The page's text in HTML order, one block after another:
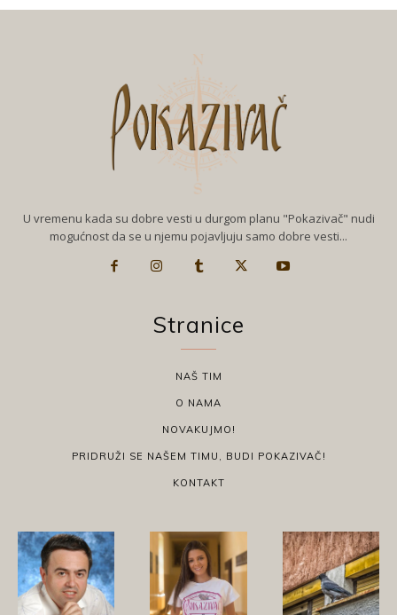
U vremenu kada su dobre vesti u durgom planu "Pokazivač" nudi
mogućnost da se u njemu pojavljuju samo dobre vesti...
Stranice
NAŠ TIM
O NAMA
NOVAKUJMO!
PRIDRUŽI SE NAŠEM TIMU, BUDI POKAZIVAČ!
KONTAKT